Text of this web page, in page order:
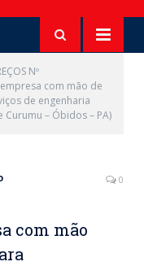
Nº
com mão de
de engenharia
– Óbidos – PA)
com mão
0